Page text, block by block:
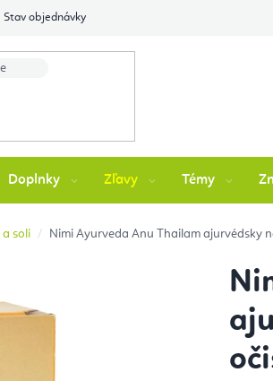
Stav objednávky
Doplnky Zľavy Témy
a soli Nimi Ayurveda Anu Thailam ajurvédsky